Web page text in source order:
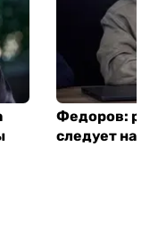
Федоров:
следует